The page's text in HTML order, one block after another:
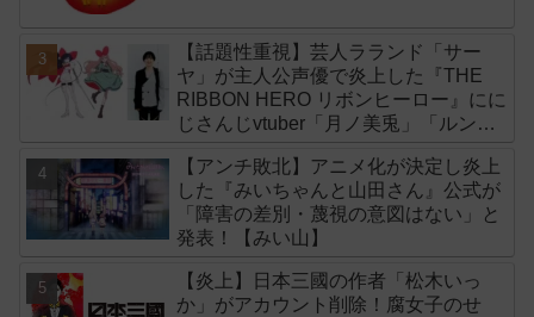
【話題性重視】芸人ラランド「サー
ヤ」が主人公声優で炎上した『THE
RIBBON HERO リボンヒーロー』にに
じさんじvtuber「月ノ美兎」「ルンル
【アンチ敗北】アニメ化が決定し炎上
した『みいちゃんと山田さん』公式が
「障害の差別・蔑視の意図はない」と
発表！【みい山】
【炎上】日本三國の作者「松木いっ
か」がアカウント削除！腐女子のせ